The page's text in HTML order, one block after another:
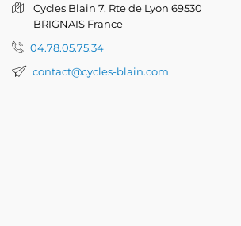
Cycles Blain 7, Rte de Lyon 69530
BRIGNAIS France
04.78.05.75.34
contact@cycles-blain.com